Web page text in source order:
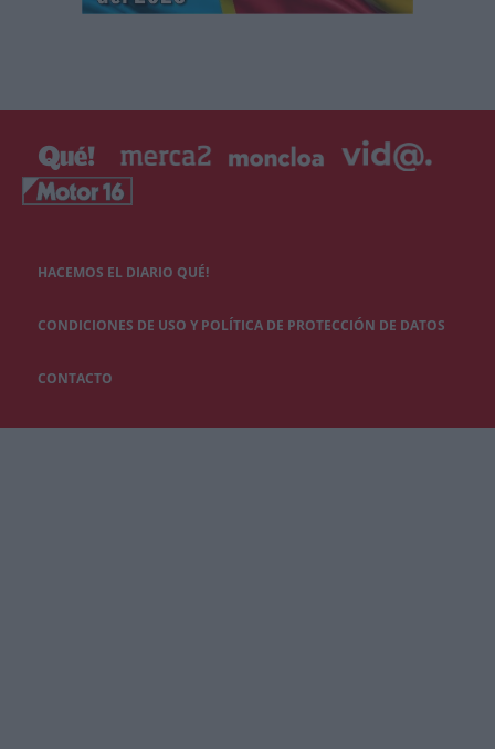
HACEMOS EL DIARIO QUÉ!
CONDICIONES DE USO Y POLÍTICA DE PROTECCIÓN DE DATOS
CONTACTO